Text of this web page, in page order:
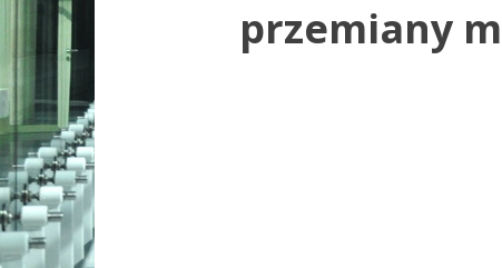
przemiany